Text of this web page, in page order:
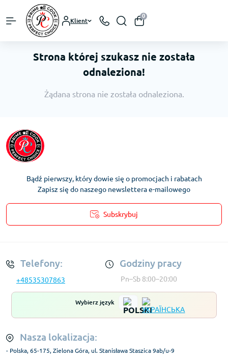
Klient
0
Strona której szukasz nie została
odnaleziona!
Żądana strona nie została odnaleziona.
Bądź pierwszy, który dowie się o promocjach i rabatach
Zapisz się do naszego newslettera e-mailowego
Subskrybuj
Telefony:
+48535307863
Godziny pracy
Pn–Sb 8:00–20:00
Wybierz język
Nasza lokalizacja:
- Polska, 65-175, Zielona Góra, ul. Stanisława Staszica 9ab/u-9